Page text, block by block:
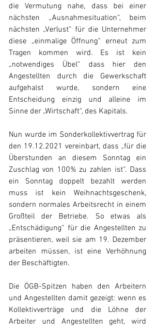
die Vermutung nahe, dass bei einer
nächsten „Ausnahmesituation“, beim
nächsten „Verlust“ für die Unternehmer
diese „einmalige Öffnung“ erneut zum
Tragen kommen wird. Es ist kein
„notwendiges Übel“ dass hier den
Angestellten durch die Gewerkschaft
aufgehalst wurde, sondern eine
Entscheidung einzig und alleine im
Sinne der „Wirtschaft“, des Kapitals.
Nun wurde im Sonderkollektivvertrag für
den 19.12.2021 vereinbart, dass „für die
Überstunden an diesem Sonntag ein
Zuschlag von 100% zu zahlen ist“. Dass
ein Sonntag doppelt bezahlt werden
muss ist kein Weihnachtsgeschenk,
sondern normales Arbeitsrecht in einem
Großteil der Betriebe. So etwas als
„Entschädigung“ für die Angestellten zu
präsentieren, weil sie am 19. Dezember
arbeiten müssen, ist eine Verhöhnung
der Beschäftigten.
Die ÖGB-Spitzen haben den Arbeitern
und Angestellten damit gezeigt: wenn es
Kollektivverträge und die Löhne der
Arbeiter und Angestellten geht, wird